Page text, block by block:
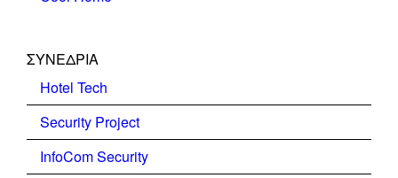
ΣΥΝΕΔΡΙΑ
Hotel Tech
Security Project
InfoCom Security